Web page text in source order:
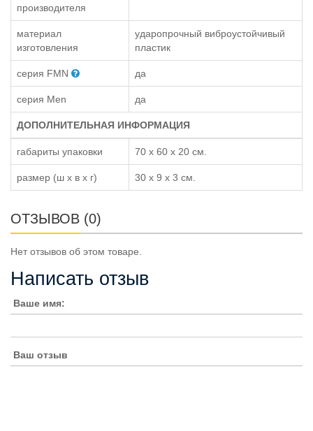
производителя
материал
изготовления
ударопрочный виброустойчивый
пластик
серия FMN да
серия Men да
ДОПОЛНИТЕЛЬНАЯ ИНФОРМАЦИЯ
габариты упаковки 70 x 60 x 20 см.
размер (ш x в x г) 30 x 9 x 3 см.
ОТЗЫВОВ (0)
Нет отзывов об этом товаре.
Написать отзыв
Ваше имя:
Ваш отзыв